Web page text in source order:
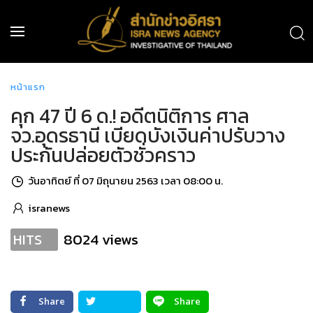
หน้าแรก
คุก 47 ปี 6 ด.! อดีตนิติการ ศาล
จว.อุดรธานี เบียดบังเงินค่าปรับวาง
ประกันปล่อยตัวชั่วคราว
วันอาทิตย์ ที่ 07 มิถุนายน 2563 เวลา 08:00 น.
isranews
HITS 8024 views
Share Share